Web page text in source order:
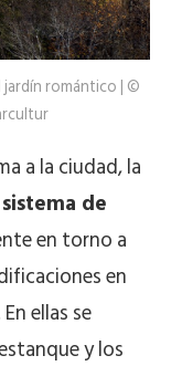
jardín romántico | ©
a la ciudad, la
sistema de
en torno a
en
ellas se
y los